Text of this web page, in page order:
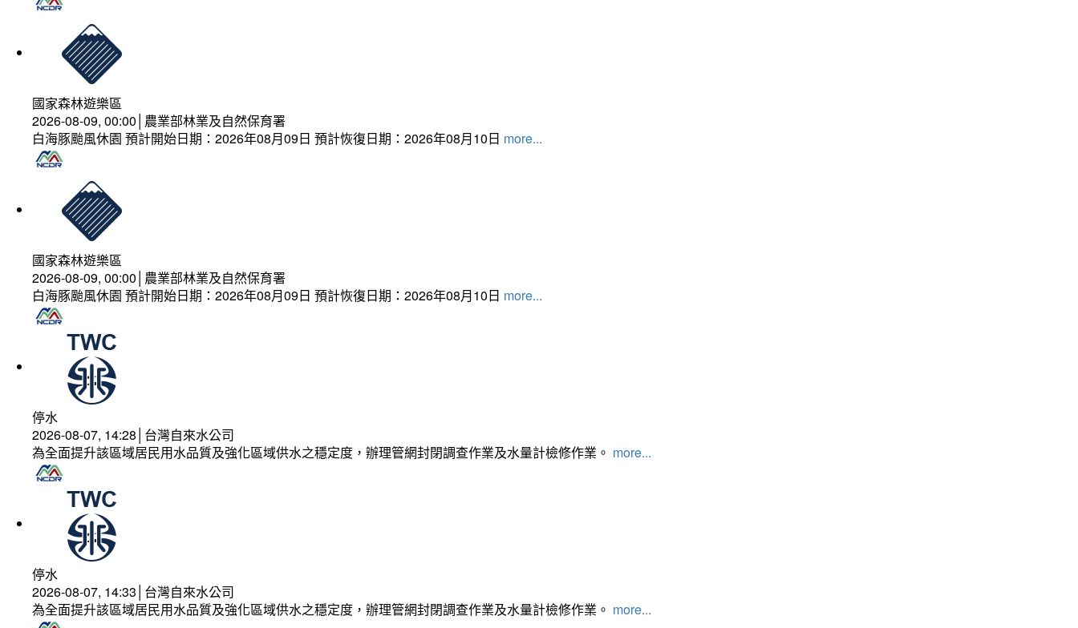
國家森林遊樂區
2026-08-09, 00:00│農業部林業及自然保育署
白海豚颱風休園 預計開始日期：2026年08月09日 預計恢復日期：2026年08月10日 more...
國家森林遊樂區
2026-08-09, 00:00│農業部林業及自然保育署
白海豚颱風休園 預計開始日期：2026年08月09日 預計恢復日期：2026年08月10日 more...
停水
2026-08-07, 14:28│台灣自來水公司
為全面提升該區域居民用水品質及強化區域供水之穩定度，辦理管網封閉調查作業及水量計檢修作業。 more...
停水
2026-08-07, 14:33│台灣自來水公司
為全面提升該區域居民用水品質及強化區域供水之穩定度，辦理管網封閉調查作業及水量計檢修作業。 more...